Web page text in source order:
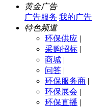
黄金广告
广告服务 我的广告
特色频道
环保供应 |
采购招标 |
商城 |
问答 |
环保服务商 |
环保展会 |
环保直播 |